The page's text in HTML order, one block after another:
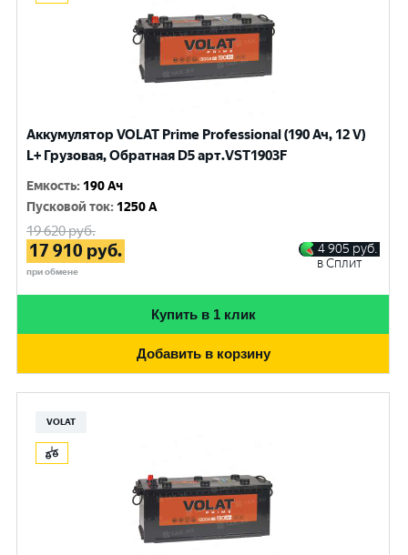
Аккумулятор VOLAT Prime Professional (190 Ач, 12 V)
L+ Грузовая, Обратная D5 арт.VST1903F
Емкость: 190 Ач
Пусковой ток: 1250 A
19 620руб.
17 910 руб.
при обмене
4 905 руб.
в Сплит
Купить в 1 клик
Добавить в корзину
VOLAT